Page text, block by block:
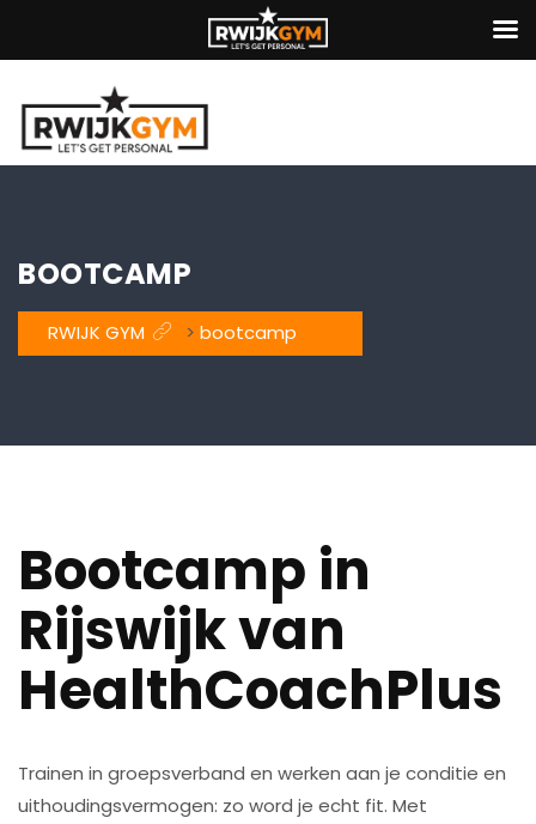
BOOTCAMP
RWIJK GYM > bootcamp
Bootcamp in
Rijswijk van
HealthCoachPlus
Trainen in groepsverband en werken aan je conditie en
uithoudingsvermogen: zo word je echt fit. Met